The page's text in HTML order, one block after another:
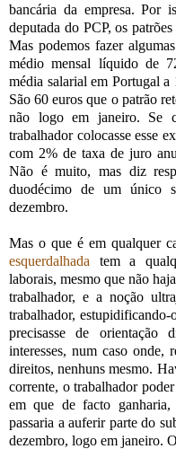
bancária da empresa. Por
deputada do PCP, os
Mas podemos fazer
médio mensal líquido de
média salarial em Portugal a
São 60 euros que o patrão
não logo em janeiro. Se
trabalhador colocasse esse
com 2% de taxa de juro
Não é muito, mas diz
duodécimo de um único
dezembro.
Mas o que é em qualquer
esquerdalhada tem a
laborais, mesmo que não
trabalhador, e a noção
trabalhador,
precisasse de orientação
interesses, num caso onde,
direitos, nenhuns mesmo.
corrente, o trabalhador
em que de facto
passaria a auferir parte do
dezembro, logo em janeiro.